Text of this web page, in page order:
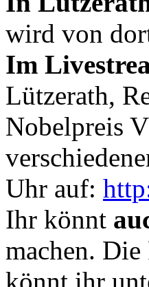
wird von
Im
Lützerath,
Nobelpreis
Uhr auf:
Ihr könnt
machen.